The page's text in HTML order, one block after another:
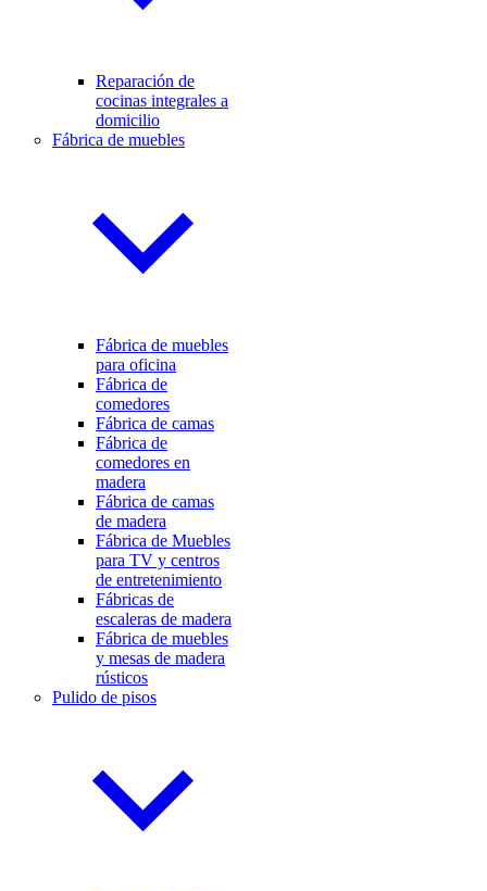
Reparación de
cocinas integrales a
domicilio
Fábrica de muebles
Fábrica de muebles
para oficina
Fábrica de
comedores
Fábrica de camas
Fábrica de
comedores en
madera
Fábrica de camas
de madera
Fábrica de Muebles
para TV y centros
de entretenimiento
Fábricas de
escaleras de madera
Fábrica de muebles
y mesas de madera
rústicos
Pulido de pisos